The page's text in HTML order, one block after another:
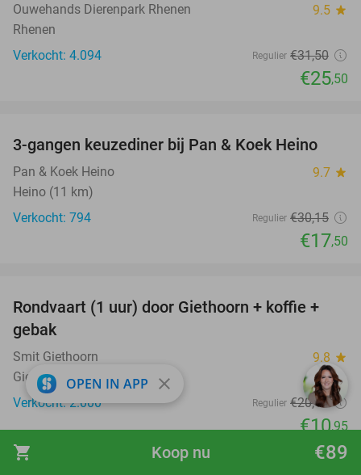
shopping_cart €89
Koop nu
Ouwehands Dierenpark Rhenen 9.5 star
Rhenen
Verkocht: 4.094
Regulier €31,50
€25,50
42%
3-gangen keuzediner bij Pan & Koek Heino
Pan & Koek Heino 9.7 star
Heino (11 km)
Verkocht: 794
Regulier €30,15
€17,50
46%
OUT
Rondvaart (1 uur) door Giethoorn + koffie +
gebak
Smit Giethoorn 9.8 star
Giethoorn
Verkocht: 2.000
Regulier €20,15
€10,95
favorite_border
OPEN IN APP close